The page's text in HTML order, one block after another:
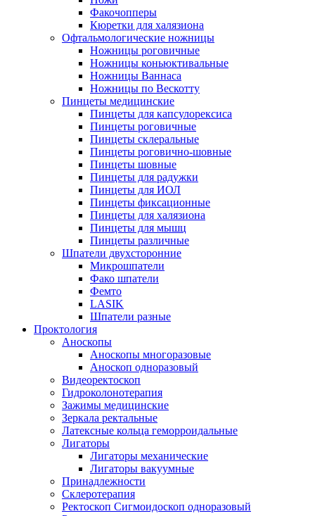
Факочопперы
Кюретки для халязиона
Офтальмологические ножницы
Ножницы роговичные
Ножницы коньюктивальные
Ножницы Ваннаса
Ножницы по Вескотту
Пинцеты медицинские
Пинцеты для капсулорексиса
Пинцеты роговичные
Пинцеты склеральные
Пинцеты роговично-шовные
Пинцеты шовные
Пинцеты для радужки
Пинцеты для ИОЛ
Пинцеты фиксационные
Пинцеты для халязиона
Пинцеты для мышц
Пинцеты различные
Шпатели двухсторонние
Микрошпатели
Фако шпатели
Фемто
LASIK
Шпатели разные
Проктология
Аноскопы
Аноскопы многоразовые
Аноскоп одноразовый
Видеоректоскоп
Гидроколонотерапия
Зажимы медицинские
Зеркала ректальные
Латексные кольца геморроидальные
Лигаторы
Лигаторы механические
Лигаторы вакуумные
Принадлежности
Склеротерапия
Ректоскоп Сигмоидоскоп одноразовый